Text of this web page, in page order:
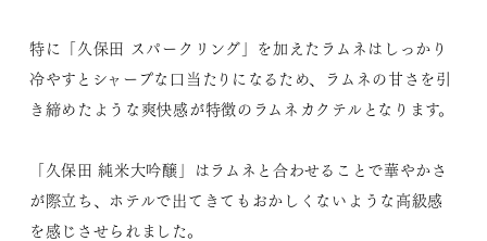
特に「久保田 スパークリング」を加えたラムネはしっかり
冷やすとシャープな口当たりになるため、ラムネの甘さを引
き締めたような爽快感が特徴のラムネカクテルとなります。
「久保田 純米大吟醸」はラムネと合わせることで華やかさ
が際立ち、ホテルで出てきてもおかしくないような高級感
を感じさせられました。